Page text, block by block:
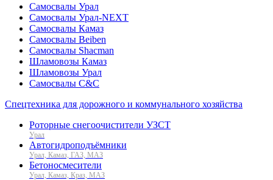
Самосвалы Урал
Самосвалы Урал-NEXT
Самосвалы Камаз
Самосвалы Beiben
Самосвалы Shacman
Шламовозы Камаз
Шламовозы Урал
Самосвалы C&C
Спецтехника для дорожного и коммунального хозяйства
Роторные снегоочистители УЗСТ
Урал
Автогидроподъёмники
Урал, Камаз, ГАЗ, МАЗ
Бетоносмесители
Урал, Камаз, Краз, МАЗ